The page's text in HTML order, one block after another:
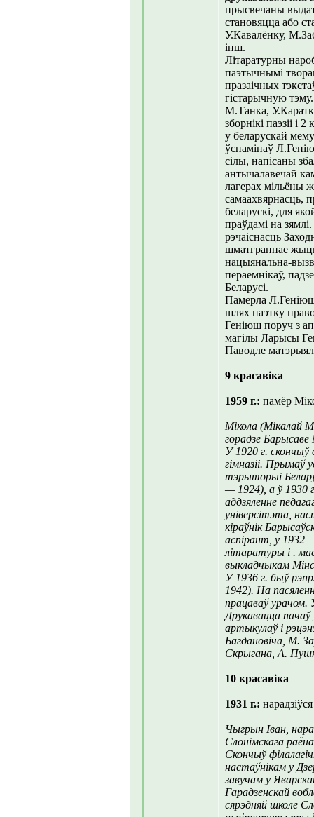
прысвечаны
становяцца або
У.Кавалёнку,
інш.
Літаратурны
паэтычнымі
празаічных
гістарычную тэму.
М.Танка,
зборнікі паэзіі і
у беларускай
ўспамінаў
сілы, напісаны
антычалавечай
лагерах мільёны
самаахвярнасць,
беларускі, для
праўдамі на
рэчаіснасць
шматграннае
нацыянальна-
пераемнікаў,
Беларусі.
Памерла
шлях паэтку
Геніюш поруч з
магілы Ларысы
Паводле
9 красавіка
1959 г.: памёр
Мікола (Мікалай
горадзе Барысаве
У 1920 г.
гімназіі. Прымаў
тэрыторыі
— 1924), а ў 1930
аддзяленне
універсітэта,
кіраўнік
аспірант, у
літаратуры і .
выкладчыкам
У 1936 г. быў
1942). На
працаваў урачом.
Друкавацца
артыкулаў і
Багдановіча, М.
Скрыгана, А.
10 красавіка
1931 г.:
Чыгрын Іван,
Слонімскага
Скончыў
настаўнікам у
завучам у
Гарадзенскай
сярэдняй школе